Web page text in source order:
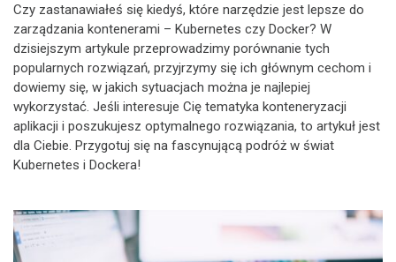
Czy zastanawiałeś się kiedyś, które narzędzie jest lepsze do
zarządzania kontenerami – Kubernetes czy Docker? W
dzisiejszym artykule przeprowadzimy porównanie tych
popularnych rozwiązań, przyjrzymy się ich głównym cechom i
dowiemy się, w jakich sytuacjach można je najlepiej
wykorzystać. Jeśli interesuje Cię tematyka konteneryzacji
aplikacji i poszukujesz optymalnego rozwiązania, to artykuł jest
dla Ciebie. Przygotuj się na fascynującą podróż w świat
Kubernetes i Dockera!